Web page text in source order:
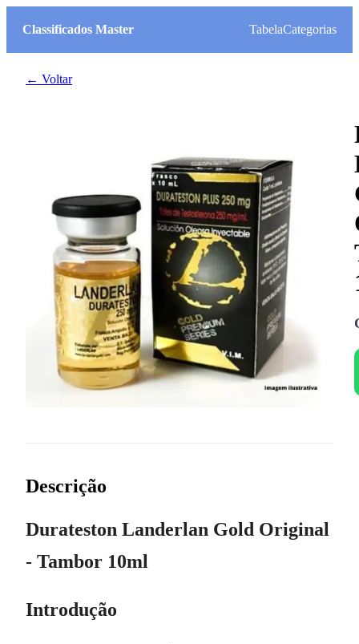
Classificados Master TabelaCategorias
← Voltar
Descrição
Durateston Landerlan Gold Original
- Tambor 10ml
Introdução